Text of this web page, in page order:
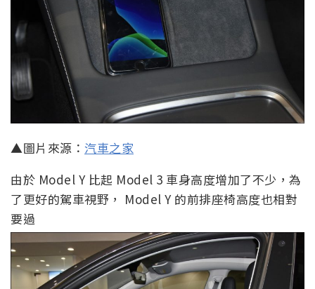
▲圖片來源： 汽車之家
由於 Model Y 比起 Model 3 車身高度增加了不少，為
了更好的駕車視野， Model Y 的前排座椅高度也相對
要過